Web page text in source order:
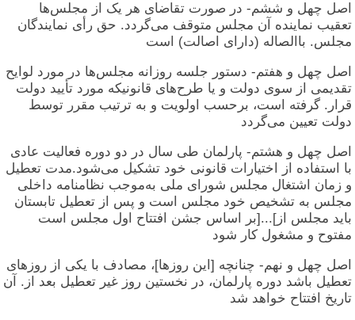
اصل چهل و ششم- در صورت تقاضای هر یک از مجلس‌ها
تعقیب نماینده آن مجلس متوقف می‌گردد. حق رأی نمایندگان
مجلس. باالصاله (دارای اصالت) است
اصل چهل و هفتم- دستور جلسه روزانه مجلس‌ها در مورد لوایح
تقدیمی از سوی دولت و یا طرح‌های قانونیکه مورد تأیید دولت
قرار. گرفته است، برحسب اولویت و به ترتیب مقرر توسط
دولت تعیین می‌گردد
اصل چهل و هشتم- پارلمان طی سال در دو دوره فعالیت عادی
با استفاده از اختیارات قانونی خود تشکیل می‌شود.مدت تعطیل
و زمان اشتغال مجلس شورای ملی به‌موجب نظامنامه داخلی
مجلس به تشخیص خود مجلس است و پس از تعطیل تابستان
باید مجلس از]...[بر اساس جشن افتتاح اول مجلس است
مفتوح و مشغول کار شود
اصل چهل و نهم- چنانچه [این روزها]، مصادف با یکی از روزهای
تعطیل باشد دوره پارلمان، در نخستین روز غیر تعطیل بعد از. آن
تاریخ افتتاح خواهد شد